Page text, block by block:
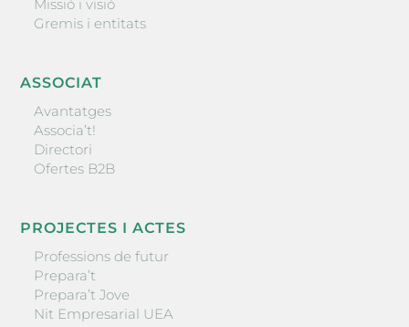
Missió i visió
Gremis i entitats
ASSOCIAT
Avantatges
Associa’t!
Directori
Ofertes B2B
PROJECTES I ACTES
Professions de futur
Prepara’t
Prepara’t Jove
Nit Empresarial UEA